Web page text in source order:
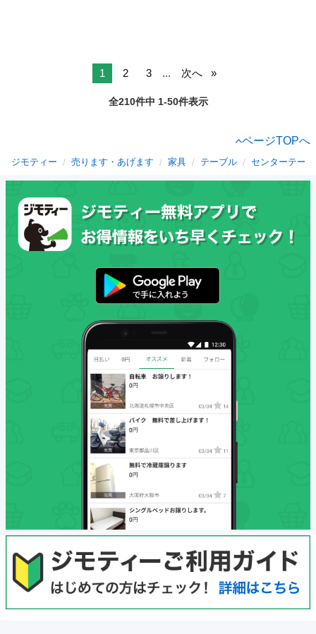
1 2 3 ... 次へ
全210件中 1-50件表示
ページTOPへ
ジモティー 売ります・あげます 家具 テーブル センターテー